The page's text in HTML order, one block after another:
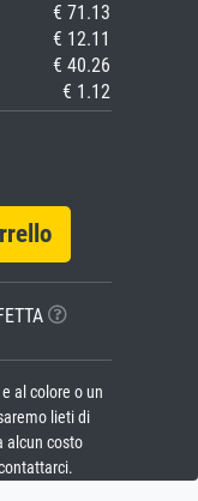
€ 71.13
€ 12.11
€ 40.26
€ 1.12
al colore o un
lieti di
alcun costo